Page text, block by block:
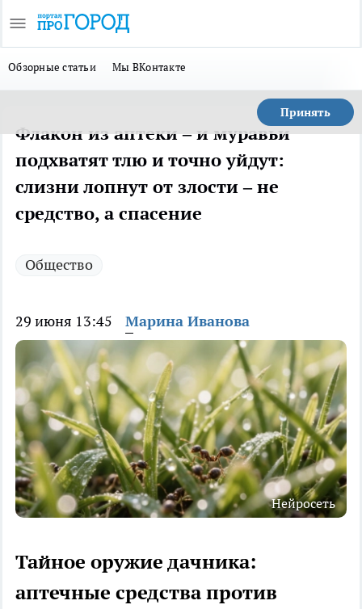
Обзорные статьи Мы ВКонтакте
Принять
Флакон из аптеки – и муравьи
подхватят тлю и точно уйдут:
слизни лопнут от злости – не
средство, а спасение
Общество
29 июня 13:45 Марина Иванова
Нейросеть
Тайное оружие дачника:
аптечные средства против